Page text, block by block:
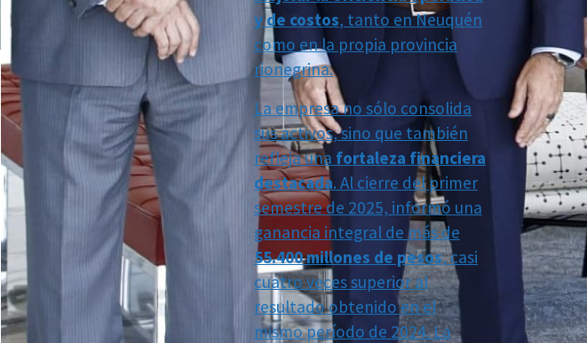
y de costos, tanto en Neuquén
como en la propia provincia
rionegrina.
La empresa no sólo consolida
sus activos, sino que también
refleja una fortaleza financiera
destacada. Al cierre del primer
semestre de 2025, informó una
ganancia integral de más de
55.400 millones de pesos, casi
cuatro veces superior al
resultado obtenido en el
mismo período de 2024. La